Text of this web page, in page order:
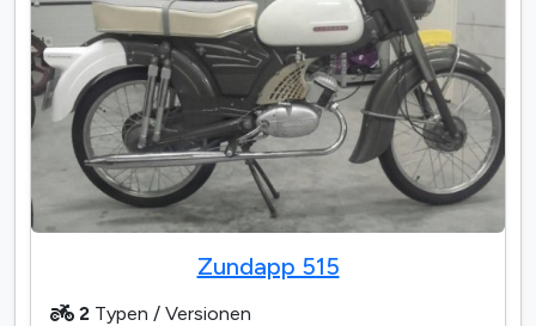
Zundapp 515
2 Typen / Versionen